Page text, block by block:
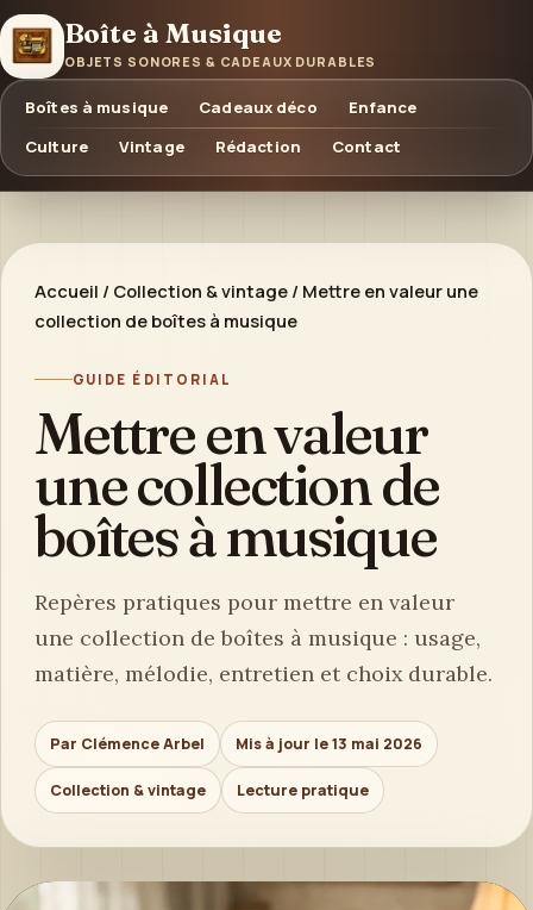
Boîte à Musique
OBJETS SONORES & CADEAUX DURABLES
Boîtes à musique Cadeaux déco
Enfance
Culture
Vintage Rédaction Contact
Accueil / Collection & vintage / Mettre en valeur une
collection de boîtes à musique
GUIDE ÉDITORIAL
Mettre en valeur
une collection de
boîtes à musique
Repères pratiques pour mettre en valeur
une collection de boîtes à musique : usage,
matière, mélodie, entretien et choix durable.
Par Clémence Arbel Mis à jour le 13 mai 2026
Collection & vintage Lecture pratique